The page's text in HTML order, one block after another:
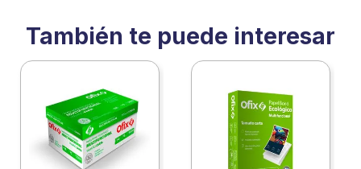
También te puede interesar